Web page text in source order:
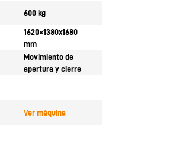
600 kg
1620×1380x1680
mm
Movimiento de
apertura y cierre
Ver máquina